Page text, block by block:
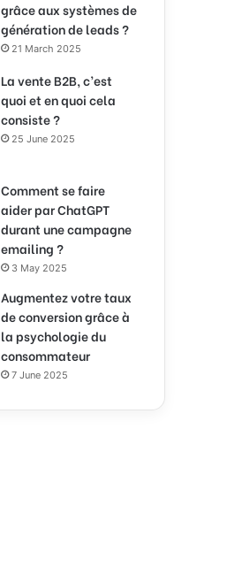
grâce aux systèmes de
génération de leads ?
21 March 2025
La vente B2B, c’est
quoi et en quoi cela
consiste ?
25 June 2025
Comment se faire
aider par ChatGPT
durant une campagne
emailing ?
3 May 2025
Augmentez votre taux
de conversion grâce à
la psychologie du
consommateur
7 June 2025